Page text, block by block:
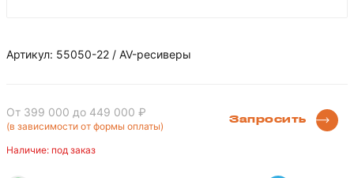
Артикул: 55050-22 / AV-ресиверы
От 399 000 до 449 000 ₽
(в зависимости от формы оплаты)
Наличие: под заказ
Запросить